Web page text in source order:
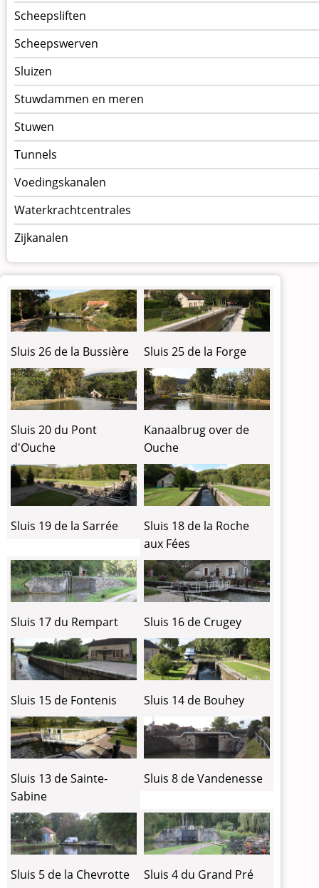
Scheepsliften
Scheepswerven
Sluizen
Stuwdammen en meren
Stuwen
Tunnels
Voedingskanalen
Waterkrachtcentrales
Zijkanalen
Sluis 26 de la Bussière Sluis 25 de la Forge
Sluis 20 du Pont
d'Ouche
Kanaalbrug over de
Ouche
Sluis 19 de la Sarrée
Sluis 18 de la Roche
aux Fées
Sluis 17 du Rempart Sluis 16 de Crugey
Sluis 15 de Fontenis Sluis 14 de Bouhey
Sluis 13 de Sainte-
Sabine
Sluis 8 de Vandenesse
Sluis 5 de la Chevrotte Sluis 4 du Grand Pré